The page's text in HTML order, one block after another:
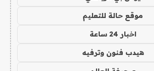
موقع حالة للتعليم
اخبار 24 ساعة
هيدب فنون وترفيه